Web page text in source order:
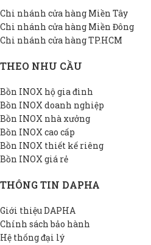
Chi nhánh cửa hàng Miền Tây
Chi nhánh cửa hàng Miền Đông
Chi nhánh cửa hàng TP.HCM
THEO NHU CẦU
Bồn INOX hộ gia đình
Bồn INOX doanh nghiệp
Bồn INOX nhà xưởng
Bồn INOX cao cấp
Bồn INOX thiết kế riêng
Bồn INOX giá rẻ
THÔNG TIN DAPHA
Giới thiệu DAPHA
Chính sách bảo hành
Hệ thống đại lý